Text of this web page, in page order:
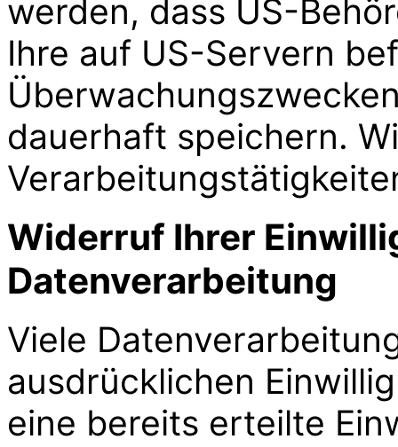
werden, dass US-
Ihre auf US-Servern
dauerhaft speichern.
Widerruf Ihrer
Datenverarbeitung
Viele
ausdrücklichen
eine bereits erteilte